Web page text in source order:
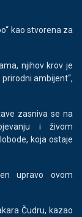
kao stvorena za
njihov krov je
ambijent“,
zasniva se na
i živom
koja ostaje
upravo ovom
Čudru, kazao